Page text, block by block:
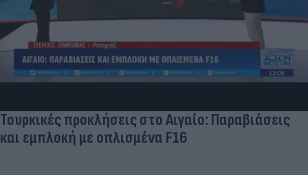
Τουρκικές προκλήσεις στο Αιγαίο: Παραβιάσεις
και εμπλοκή με οπλισμένα F16